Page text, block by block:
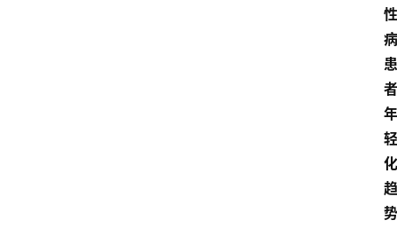
性
病
患
者
年
轻
化
趋
势